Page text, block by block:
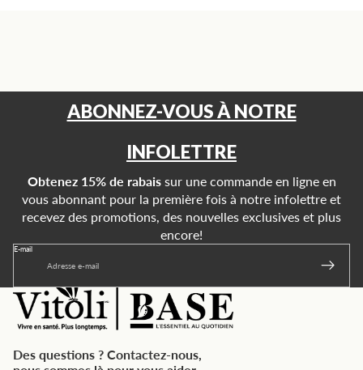
ABONNEZ-VOUS À NOTRE
INFOLETTRE
Obtenez 15% de rabais sur une commande en ligne en
vous abonnant pour la première fois à notre infolettre et
recevez des promotions, des nouvelles exclusives et plus
encore!
E-mail
Des questions ? Contactez-nous,